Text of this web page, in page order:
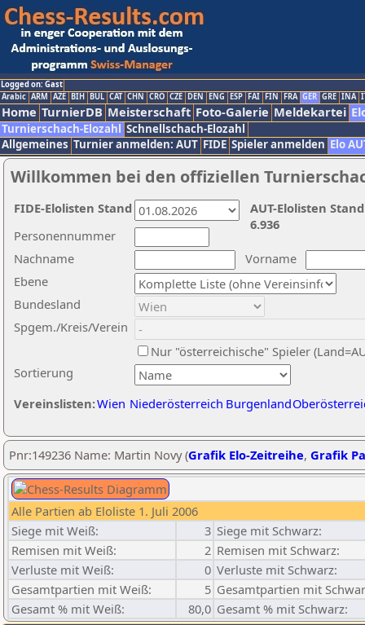
Logged on: Gast
Arabic ARM AZE BIH BUL CAT CHN CRO CZE DEN ENG ESP FAI FIN FRA GER GRE INA
Home TurnierDB Meisterschaft Foto-Galerie Meldekartei
Turnierschach-Elozahl Schnellschach-Elozahl
Allgemeines Turnier anmelden: AUT FIDE Spieler anmelden Elo
Willkommen bei den offiziellen
Nachname
Vorname
Ebene
Sortierung
Personennummer
Bundesland
Spgem./Kreis/Verein
Nur "österreichische" Spieler
Vereinslisten:Wien Niederösterreich Burgenland
AUT-Elolisten
6.936
FIDE-Elolisten Stand
Pnr:149236 Name: Martin Novy (Grafik Elo-Zeitreihe, Grafik
Alle Partien ab Eloliste 1. Juli 2006
Siege mit Weiß:
3 Siege mit Schwarz:
Remisen mit Weiß:
2 Remisen mit Schwarz:
Verluste mit Weiß:
0 Verluste mit Schwarz:
Gesamtpartien mit Weiß:
5 Gesamtpartien mit
Gesamt % mit Weiß:
80,0 Gesamt % mit Schwarz: